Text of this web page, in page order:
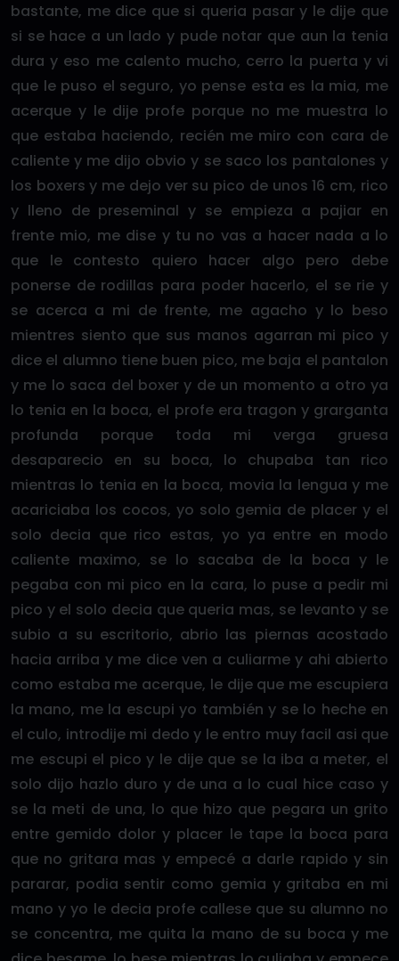
bastante, me dice que si queria pasar y le dije que
si se hace a un lado y pude notar que aun la tenia
dura y eso me calento mucho, cerro la puerta y vi
que le puso el seguro, yo pense esta es la mia, me
acerque y le dije profe porque no me muestra lo
que estaba haciendo, recién me miro con cara de
caliente y me dijo obvio y se saco los pantalones y
los boxers y me dejo ver su pico de unos 16 cm, rico
y lleno de preseminal y se empieza a pajiar en
frente mio, me dise y tu no vas a hacer nada a lo
que le contesto quiero hacer algo pero debe
ponerse de rodillas para poder hacerlo, el se rie y
se acerca a mi de frente, me agacho y lo beso
mientres siento que sus manos agarran mi pico y
dice el alumno tiene buen pico, me baja el pantalon
y me lo saca del boxer y de un momento a otro ya
lo tenia en la boca, el profe era tragon y grarganta
profunda porque toda mi verga gruesa
desaparecio en su boca, lo chupaba tan rico
mientras lo tenia en la boca, movia la lengua y me
acariciaba los cocos, yo solo gemia de placer y el
solo decia que rico estas, yo ya entre en modo
caliente maximo, se lo sacaba de la boca y le
pegaba con mi pico en la cara, lo puse a pedir mi
pico y el solo decia que queria mas, se levanto y se
subio a su escritorio, abrio las piernas acostado
hacia arriba y me dice ven a culiarme y ahi abierto
como estaba me acerque, le dije que me escupiera
la mano, me la escupi yo también y se lo heche en
el culo, introdije mi dedo y le entro muy facil asi que
me escupi el pico y le dije que se la iba a meter, el
solo dijo hazlo duro y de una a lo cual hice caso y
se la meti de una, lo que hizo que pegara un grito
entre gemido dolor y placer le tape la boca para
que no gritara mas y empecé a darle rapido y sin
pararar, podia sentir como gemia y gritaba en mi
mano y yo le decia profe callese que su alumno no
se concentra, me quita la mano de su boca y me